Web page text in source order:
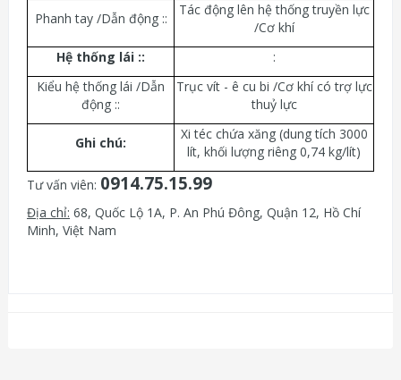
Phanh tay /Dẫn động ::
Tác động lên hệ thống truyền lực
/Cơ khí
Hệ thống lái ::
:
Kiểu hệ thống lái /Dẫn
động ::
Trục vít - ê cu bi /Cơ khí có trợ lực
thuỷ lực
Ghi chú:
Xi téc chứa xăng (dung tích 3000
lít, khối lượng riêng 0,74 kg/lít)
Tư vấn viên: 0914.75.15.99
Địa chỉ: 68, Quốc Lộ 1A, P. An Phú Đông, Quận 12, Hồ Chí
Minh, Việt Nam